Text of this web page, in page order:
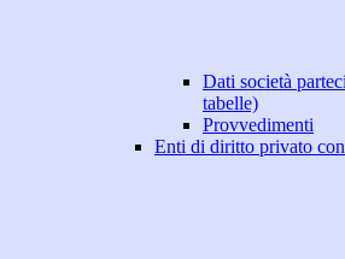
Dati società
tabelle)
Provvedimenti
Enti di diritto privato